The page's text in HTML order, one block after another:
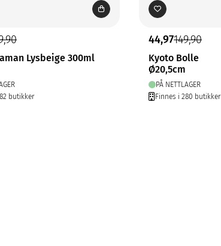
Lysbeige 300ml
butikker
44,97149,90
Kyoto Bolle
Ø20,5cm
PÅ NETTLAGER
Finnes i 280 butikker